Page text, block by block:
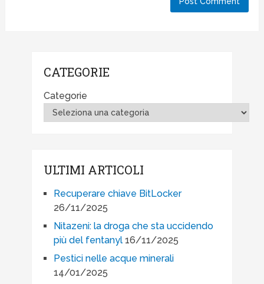
CATEGORIE
Categorie
ULTIMI ARTICOLI
Recuperare chiave BitLocker
26/11/2025
Nitazeni: la droga che sta uccidendo
più del fentanyl 16/11/2025
Pestici nelle acque minerali
14/01/2025